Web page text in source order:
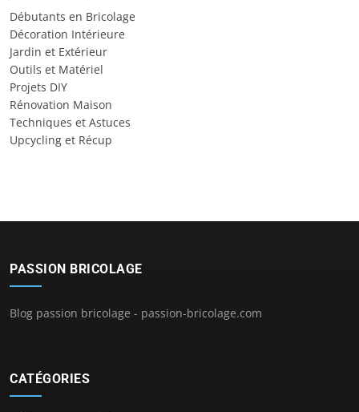
Débutants en Bricolage
Décoration Intérieure
Jardin et Extérieur
Outils et Matériel
Projets DIY
Rénovation Maison
Techniques et Astuces
Upcycling et Récup
PASSION BRICOLAGE
Blog passion bricolage - passion-bricolage.com
CATÉGORIES